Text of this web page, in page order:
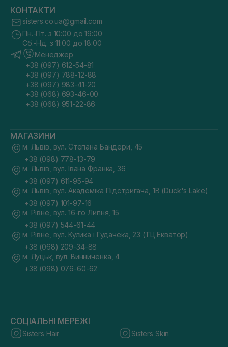
КОНТАКТИ
sisters.co.ua@gmail.com
Пн.-Пт. з 10:00 до 19:00
Сб.-Нд. з 11:00 до 18:00
Менеджер
+38 (097) 612-54-81
+38 (097) 788-12-88
+38 (097) 983-41-20
+38 (068) 693-46-00
+38 (068) 951-22-86
МАГАЗИНИ
м. Львів, вул. Степана Бандери, 45
+38 (098) 778-13-79
м. Львів, вул. Івана Франка, 36
+38 (097) 611-95-94
м. Львів, вул. Академіка Підстригача, 1В (Duck's Lake)
+38 (097) 101-97-16
м. Рівне, вул. 16-го Липня, 15
+38 (097) 544-61-44
м. Рівне, вул. Кулика і Гудачека, 23 (ТЦ Екватор)
+38 (068) 209-34-88
м. Луцьк, вул. Винниченка, 4
+38 (098) 076-60-62
СОЦІАЛЬНІ МЕРЕЖІ
Sisters Hair Sisters Skin